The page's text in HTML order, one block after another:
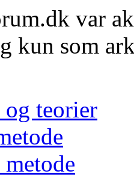
var
kun som
og teorier